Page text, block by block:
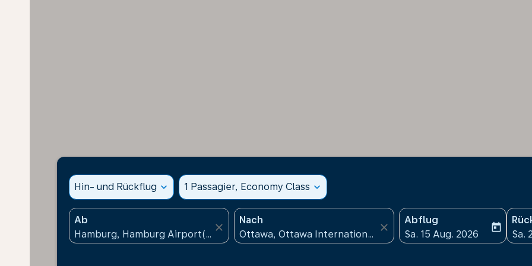
Hin- und Rückflug expand_more 1 Passagier, Economy Class expand_more
Ab
close
Nach
close
Abflug
fc-booking-departure-
Sa. 15 Aug. 2026
today
fc-
Sa.